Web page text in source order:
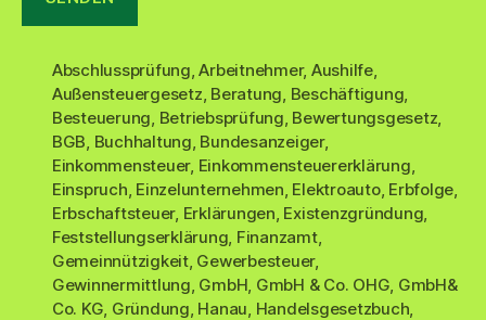
Abschlussprüfung ,Arbeitnehmer, Aushilfe,
Außensteuergesetz Beratung Beschäftigung
Besteuerung Betriebsprüfung Bewertungsgesetz
BGB Buchhaltung Bundesanzeiger,
Einkommensteuer, Einkommensteuererklärung
Einspruch Einzelunternehmen Elektroauto, Erbfolge
Erbschaftsteuer, Erklärungen Existenzgründung
Feststellungserklärung Finanzamt,
Gemeinnützigkeit, Gewerbesteuer,
Gewinnermittlung GmbH GmbH & Co. OHG GmbH&
Co. KG Gründung Hanau Handelsgesetzbuch